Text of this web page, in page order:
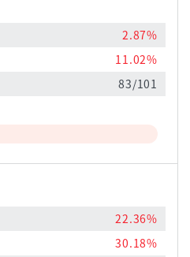
2.87%
11.02%
83/101
22.36%
30.18%